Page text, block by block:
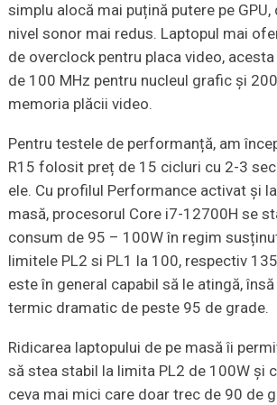
simplu alocă mai puțină putere pe
nivel sonor mai redus. Laptopul mai
de overclock pentru placa video,
de 100 MHz pentru nucleul grafic și
memoria plăcii video.
Pentru testele de performanță, am
R15 folosit preț de 15 cicluri cu 2-3
ele. Cu profilul Performance activat și
masă, procesorul Core i7-12700H se
consum de 95 – 100W în regim
limitele PL2 si PL1 la 100, respectiv
este în general capabil să le atingă,
termic dramatic de peste 95 de grade.
Ridicarea laptopului de pe masă îi
să stea stabil la limita PL2 de 100W și
ceva mai mici care doar trec de 90 de